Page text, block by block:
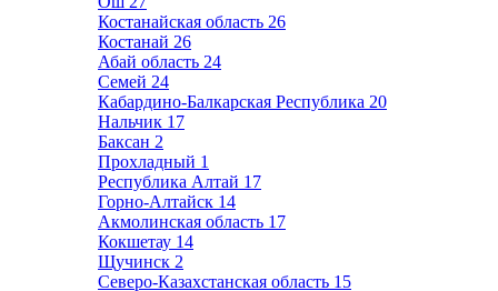
Костанайская область 26
Костанай 26
Абай область 24
Семей 24
Кабардино-Балкарская Республика 20
Нальчик 17
Баксан 2
Прохладный 1
Республика Алтай 17
Горно-Алтайск 14
Акмолинская область 17
Кокшетау 14
Щучинск 2
Северо-Казахстанская область 15